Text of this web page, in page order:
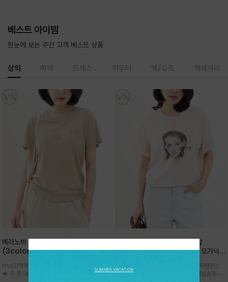
베스트 아이템
한눈에 보는 주간 고객 베스트 상품
베라노바 심플 VN13 코튼탑
(3color)*썸머 바이오 강연/ 스판 너
더더기 없이 깔끔한 무드가 매력적인
VN13 코튼 티셔츠
md강력추천 2026 신상품 ★한정 대박 세일
★ 주.문.대.폭.주 - 전컬러 인기~순차발송중
베라노바 어반 우먼 강연 코튼탑
(2color) *한여름 내내 입는 오가닉
워크 (Line Work) & 스케치/감각적
인 아트워크 프린트가 시선을 끄는 루즈
md강력추천 2026 신상품 ★대박 득템찬스
~~ 주.문.대.폭.주 - 전컬러 인기~순차발송중~★
상의 하의 드레스 아우터 백/슈즈 액세서리